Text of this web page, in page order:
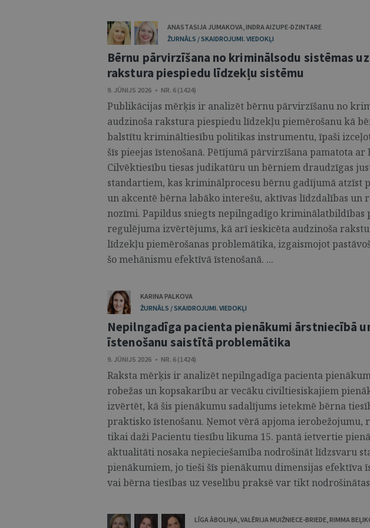
ANASTASIJA JUMAKOVA,INDRA AIZUPE-DZINTARE
ŽURNĀLS / SKAIDROJUMI. VIEDOKĻI
Bērnu pārvirzīšana no kriminālsodu sistēmas
rakstura piespiedu līdzekļu sistēmu
9. JŪNIJS 2026 • NR. 6 (1424)
Publikācijas mērķis ir analizēt bērnu pārvirzīšanu no
audzinoša rakstura piespiedu līdzekļu piemērošanu kā
balstītu krimināltiesību politikas instrumentu, īpaši
šīs pieejas īstenošanā. Pētījumā pārvirzīšana pamatota ar
Cilvēktiesību tiesas judikatūru un bērniem draudzīgas
standartiem, kas kriminālprocesu bērnu gadījumā atzīst
un akcentē bērna labāko interešu, aktīvas līdzdalības un
nozīmi. Papildus sniegts nepilngadīgo kriminālatbildības
regulējuma izvērtējums, kā arī ieskicēta audzinoša
līdzekļu piemērošanas problemātika, izgaismojot
šo mehānismu efektīvā īstenošanā. ...
KARINA PALKOVA
ŽURNĀLS / SKAIDROJUMI. VIEDOKĻI
Nepilngadīga pacienta pienākumi ārstniecībā
īstenošanu saistītā problemātika
9. JŪNIJS 2026 • NR. 6 (1424)
Raksta mērķis ir analizēt nepilngadīga pacienta
robežas un kopsakarību ar vecāku civiltiesiskajiem
izvērtēt, kā šis pienākumu sadalījums ietekmē bērna
praktisko īstenošanu. Ņemot vērā apjoma ierobežojumu,
tikai daži Pacientu tiesību likuma 15. pantā ietvertie
aktualitāti nosaka nepieciešamība nodrošināt līdzsvaru
pienākumiem, jo tieši šīs pienākumu dimensijas efektīva
vai bērna tiesības uz veselību praksē var tikt
LĪGA ĀBOLIŅA,VALĒRIJA MUIŽNIECE-BRIEDE,RIMMA